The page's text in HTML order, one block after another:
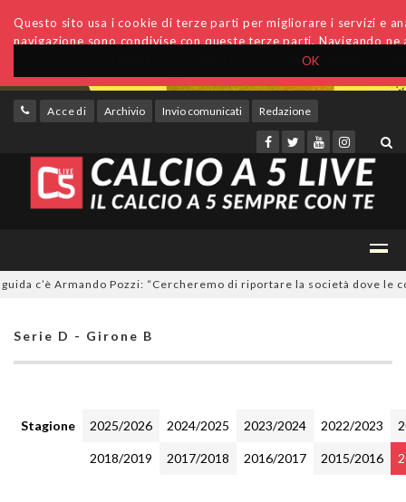
OK
Questo sito usa i cookie di terze parti per migliorare i servizi e
navigazione sono condivise con queste terze parti. Navigando
Accedi Archivio Invio comunicati Redazione
Armando Pozzi: “Cercheremo di riportare la società dove le
Serie D - Girone B
Stagione 2025/2026 2024/2025 2023/2024 2022/2023
2018/2019 2017/2018 2016/2017 2015/2016